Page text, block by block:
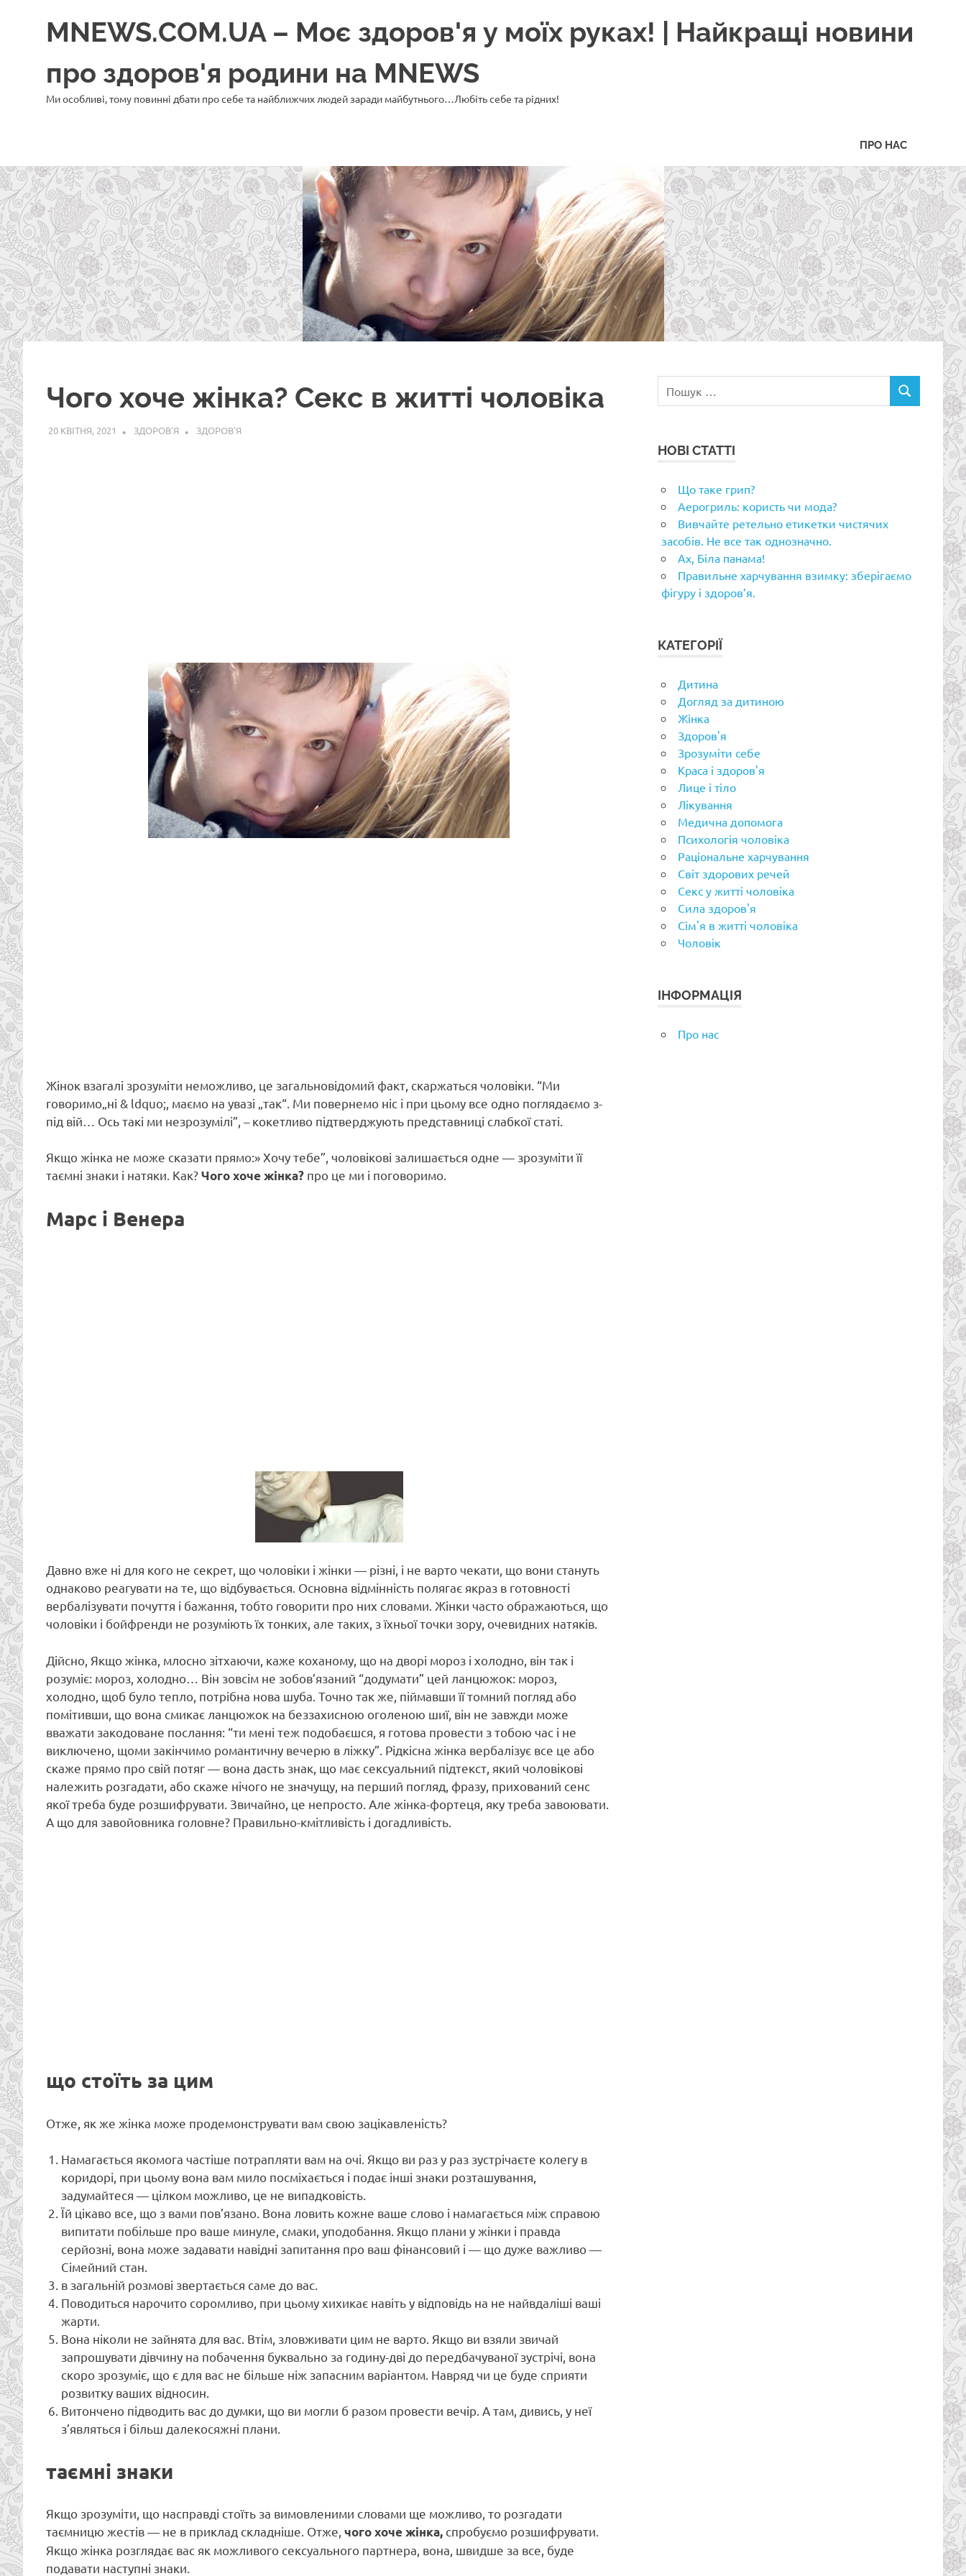
MNEWS.COM.UA – Моє здоров'я у моїх руках! | Найкращі новини
про здоров'я родини на MNEWS
Ми особливі, тому повинні дбати про себе та найближчих людей заради майбутнього…Любіть себе та рідних!
ПРО НАС
Чого хоче жінка? Секс в житті чоловіка
20 КВІТНЯ, 2021 ЗДОРОВ'Я ЗДОРОВ'Я
Жінок взагалі зрозуміти неможливо, це загальновідомий факт, скаржаться чоловіки. “Ми
говоримо„ні & ldquo;, маємо на увазі „так“. Ми повернемо ніс і при цьому все одно поглядаємо з-
під вій… Ось такі ми незрозумілі”, – кокетливо підтверджують представниці слабкої статі.
Якщо жінка не може сказати прямо:» Хочу тебе”, чоловікові залишається одне — зрозуміти її
таємні знаки і натяки. Как?Чого хоче жінка? про це ми і поговоримо.
Марс і Венера
Давно вже ні для кого не секрет, що чоловіки і жінки — різні, і не варто чекати, що вони стануть
однаково реагувати на те, що відбувається. Основна відмінність полягає якраз в готовності
вербалізувати почуття і бажання, тобто говорити про них словами. Жінки часто ображаються, що
чоловіки і бойфренди не розуміють їх тонких, але таких, з їхньої точки зору, очевидних натяків.
Дійсно, Якщо жінка, млосно зітхаючи, каже коханому, що на дворі мороз і холодно, він так і
розуміє: мороз, холодно… Він зовсім не зобов’язаний “додумати” цей ланцюжок: мороз,
холодно, щоб було тепло, потрібна нова шуба. Точно так же, піймавши її томний погляд або
помітивши, що вона смикає ланцюжок на беззахисною оголеною шиї, він не завжди може
вважати закодоване послання: “ти мені теж подобаєшся, я готова провести з тобою час і не
виключено, щоми закінчимо романтичну вечерю в ліжку”. Рідкісна жінка вербалізує все це або
скаже прямо про свій потяг — вона дасть знак, що має сексуальний підтекст, який чоловікові
належить розгадати, або скаже нічого не значущу, на перший погляд, фразу, прихований сенс
якої треба буде розшифрувати. Звичайно, це непросто. Але жінка-фортеця, яку треба завоювати.
А що для завойовника головне? Правильно-кмітливість і догадливість.
що стоїть за цим
Отже, як же жінка може продемонструвати вам свою зацікавленість?
Намагається якомога частіше потрапляти вам на очі. Якщо ви раз у раз зустрічаєте колегу в
коридорі, при цьому вона вам мило посміхається і подає інші знаки розташування,
задумайтеся — цілком можливо, це не випадковість.
Їй цікаво все, що з вами пов’язано. Вона ловить кожне ваше слово і намагається між справою
випитати побільше про ваше минуле, смаки, уподобання. Якщо плани у жінки і правда
серйозні, вона може задавати навідні запитання про ваш фінансовий і — що дуже важливо —
Сімейний стан.
в загальній розмові звертається саме до вас.
Поводиться нарочито соромливо, при цьому хихикає навіть у відповідь на не найвдаліші ваші
жарти.
Вона ніколи не зайнята для вас. Втім, зловживати цим не варто. Якщо ви взяли звичай
запрошувати дівчину на побачення буквально за годину-дві до передбачуваної зустрічі, вона
скоро зрозуміє, що є для вас не більше ніж запасним варіантом. Навряд чи це буде сприяти
розвитку ваших відносин.
Витончено підводить вас до думки, що ви могли б разом провести вечір. А там, дивись, у неї
з’являться і більш далекосяжні плани.
таємні знаки
Якщо зрозуміти, що насправді стоїть за вимовленими словами ще можливо, то розгадати
таємницю жестів — не в приклад складніше. Отже, чого хоче жінка, спробуємо розшифрувати.
Якщо жінка розглядає вас як можливого сексуального партнера, вона, швидше за все, буде
подавати наступні знаки.
ПОШУК
НОВІ СТАТТІ
Що таке грип?
Аерогриль: користь чи мода?
Вивчайте ретельно етикетки чистячих
засобів. Не все так однозначно.
Ах, Біла панама!
Правильне харчування взимку: зберігаємо
фігуру і здоров’я.
КАТЕГОРІЇ
Дитина
Догляд за дитиною
Жінка
Здоров'я
Зрозуміти себе
Краса і здоров'я
Лице і тіло
Лікування
Медична допомога
Психологія чоловіка
Раціональне харчування
Світ здорових речей
Секс у житті чоловіка
Сила здоров'я
Сім'я в житті чоловіка
Чоловік
ІНФОРМАЦІЯ
Про нас